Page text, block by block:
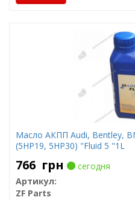
Масло АКПП Audi, Bentley,
(5HP19, 5HP30) "Fluid 5 "1L
766 грн
сегодня
Артикул:
ZF Parts